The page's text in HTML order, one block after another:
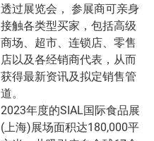
透过展览会， 参展商可亲身
接触各类型买家，包括高级
商场、超市、连锁店、零售
店以及各经销商代表，从而
获得最新资讯及拟定销售管
道。
2023年度的SIAL国际食品展
(上海)展场面积达180,000平